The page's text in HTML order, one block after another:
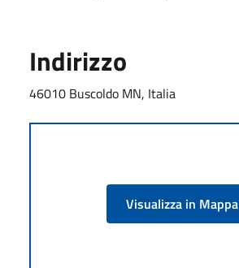
Indirizzo
46010 Buscoldo MN, Italia
Visualizza in Mappa